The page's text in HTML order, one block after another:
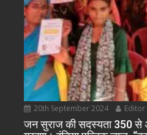
20th September 2024 Editor
जन सुराज की सदस्यता 350 से